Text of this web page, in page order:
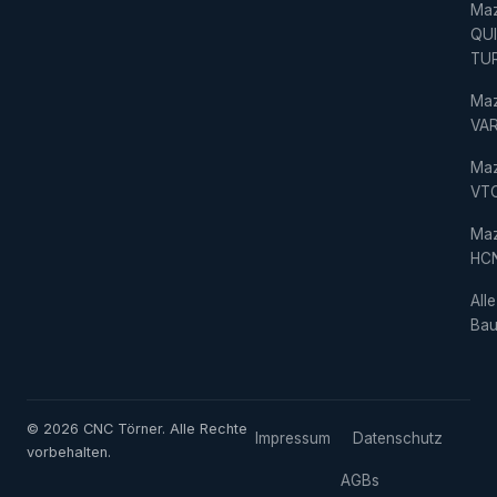
Alle
© 2026 CNC Törner. Alle Rechte
vorbehalten.
Impressum Datenschutz
AGBs